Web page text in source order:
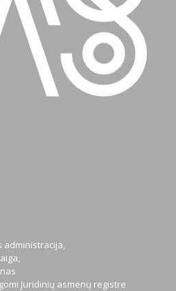
administracija,
Juridinių asmenų registre